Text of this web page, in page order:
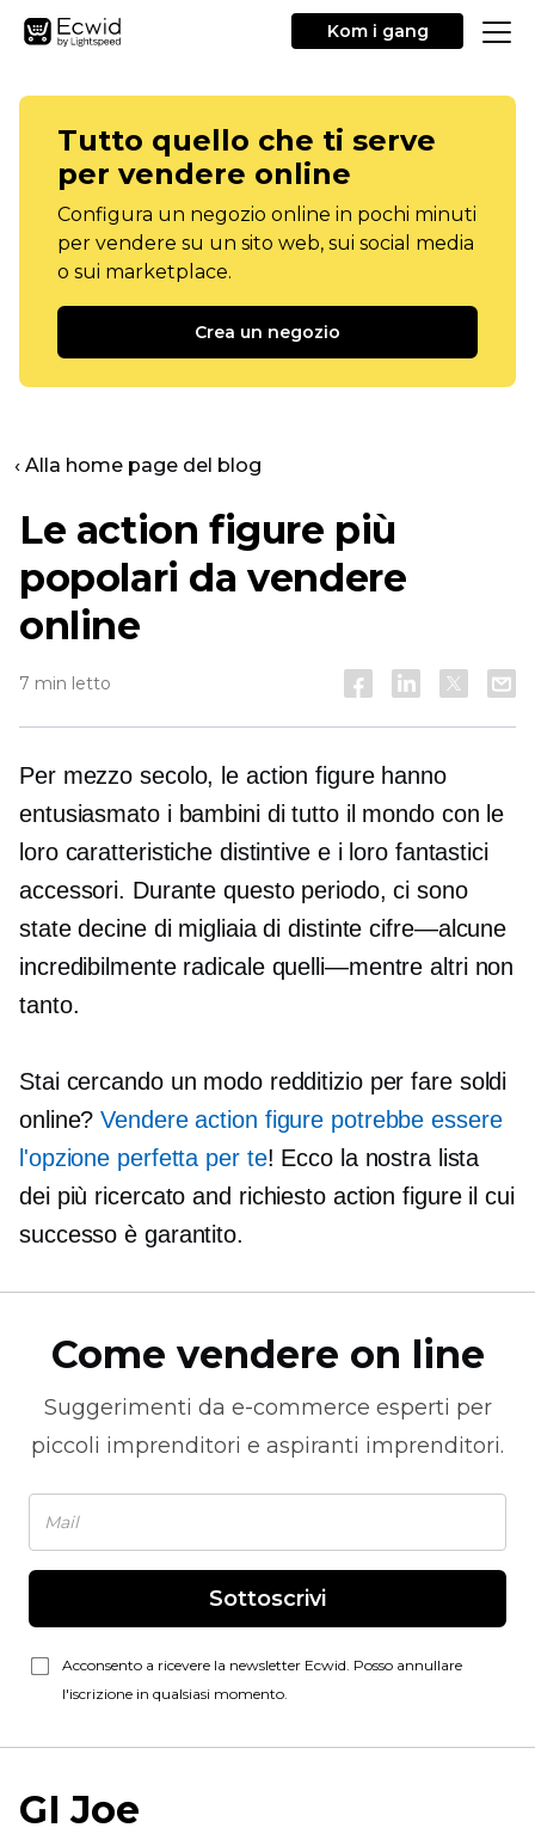
Kom i gang
Tutto quello che ti serve
per vendere online
Configura un negozio online in pochi minuti
per vendere su un sito web, sui social media
o sui marketplace.
Crea un negozio
‹ Alla home page del blog
Le action figure più
popolari da vendere
online
7 min letto
Per mezzo secolo, le action figure hanno
entusiasmato i bambini di tutto il mondo con le
loro caratteristiche distintive e i loro fantastici
accessori. Durante questo periodo, ci sono
state decine di migliaia di distintecifre—alcune
incredibilmente radicale quelli—mentre altri non
tanto.
Stai cercando un modo redditizio per fare soldi
online?Vendere action figure potrebbe essere
l'opzione perfetta per te! Ecco la nostra lista
dei più ricercato and richiestoaction figure il cui
successo è garantito.
Come vendere on line
Suggerimenti da e-commerce esperti per
piccoli imprenditori e aspiranti imprenditori.
Sottoscrivi
Acconsento a ricevere la newsletter Ecwid. Posso annullare
l'iscrizione in qualsiasi momento.
GI Joe